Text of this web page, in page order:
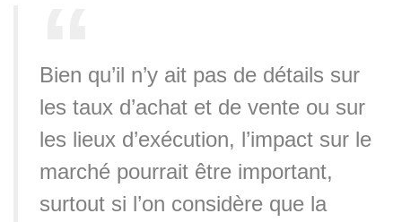
Bien qu’il n’y ait pas de détails sur
les taux d’achat et de vente ou sur
les lieux d’exécution, l’impact sur le
marché pourrait être important,
surtout si l’on considère que la